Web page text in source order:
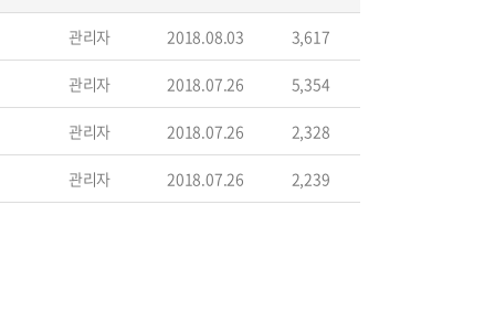
관리자 2018.08.03 3,617
관리자 2018.07.26 5,354
관리자 2018.07.26 2,328
관리자 2018.07.26 2,239